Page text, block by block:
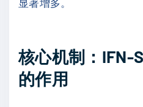
显著增多。
核心机制：IFN-
的作用